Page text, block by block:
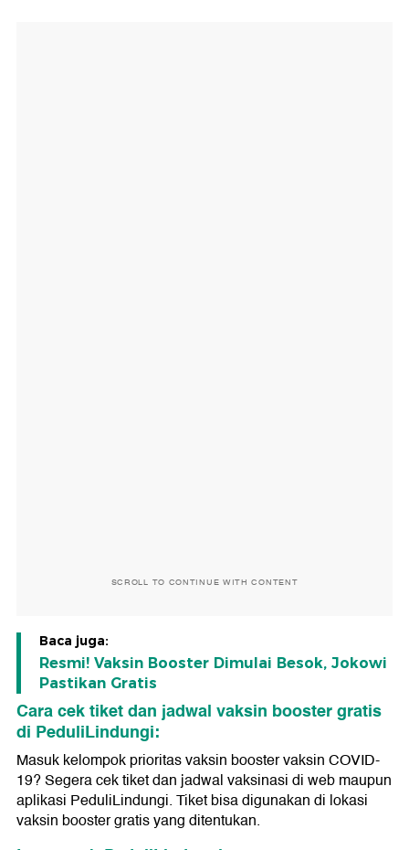
SCROLL TO CONTINUE WITH CONTENT
Baca juga:
Resmi! Vaksin Booster Dimulai Besok, Jokowi
Pastikan Gratis
Cara cek tiket dan jadwal vaksin booster gratis
di PeduliLindungi:
Masuk kelompok prioritas vaksin booster vaksin COVID-
19? Segera cek tiket dan jadwal vaksinasi di web maupun
aplikasi PeduliLindungi. Tiket bisa digunakan di lokasi
vaksin booster gratis yang ditentukan.